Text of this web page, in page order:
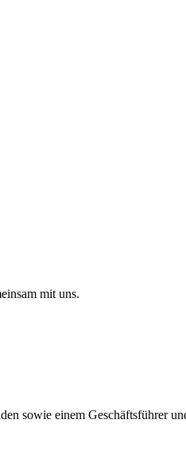
mit uns.
sowie einem Geschäftsführer